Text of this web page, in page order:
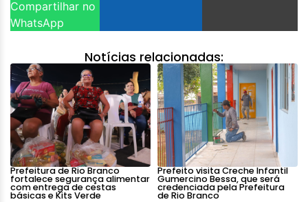
Compartilhar no
WhatsApp
Notícias relacionadas:
Prefeitura de Rio Branco
fortalece segurança alimentar
com entrega de cestas
básicas e Kits Verde
Prefeito visita Creche Infantil
Gumercino Bessa, que será
credenciada pela Prefeitura
de Rio Branco